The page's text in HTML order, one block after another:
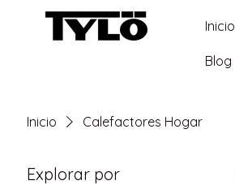
Inicio
Blog
Inicio Calefactores Hogar
Explorar por